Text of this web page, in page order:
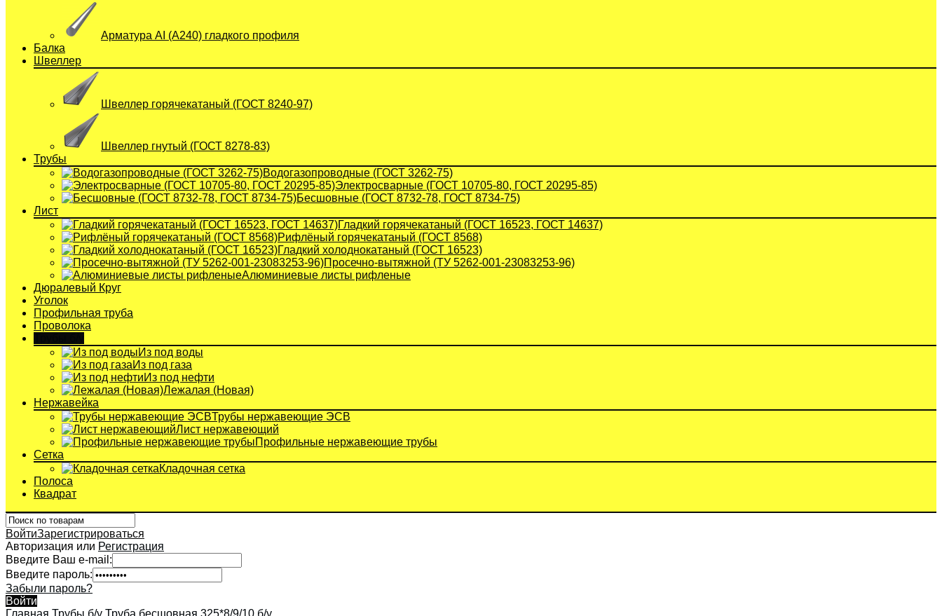
Арматура АI (A240) гладкого профиля
Балка
Швеллер
Швеллер горячекатаный (ГОСТ 8240-97)
Швеллер гнутый (ГОСТ 8278-83)
Трубы
Водогазопроводные (ГОСТ 3262-75)
Электросварные (ГОСТ 10705-80, ГОСТ 20295-85)
Бесшовные (ГОСТ 8732-78, ГОСТ 8734-75)
Лист
Гладкий горячекатаный (ГОСТ 16523, ГОСТ 14637)
Рифлёный горячекатаный (ГОСТ 8568)
Гладкий холоднокатаный (ГОСТ 16523)
Просечно-вытяжной (ТУ 5262-001-23083253-96)
Алюминиевые листы рифленые
Дюралевый Круг
Уголок
Профильная труба
Проволока
Из под воды
Из под газа
Из под нефти
Лежалая (Новая)
Нержавейка
Трубы нержавеющие ЭСВ
Лист нержавеющий
Профильные нержавеющие трубы
Сетка
Кладочная сетка
Полоса
Квадрат
ВойтиЗарегистрироваться
Авторизация или Регистрация
Введите Ваш e-mail:
Введите пароль:
Забыли пароль?
Войти
Главная Трубы б/у Труба бесшовная 325*8/9/10 б/у